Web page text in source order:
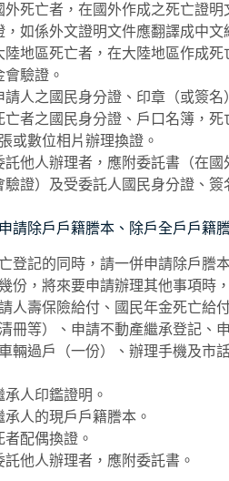
外死亡者，在國外作成之死亡證
，如係外文證明文件應翻譯成中
陸地區死亡者，在大陸地區作成
會驗證。
請人之國民身分證、印章（或簽名
亡者之國民身分證、戶口名簿，
或數位相片辦理換證。
託他人辦理者，應附委託書（在
驗證）及受委託人國民身分證、簽
申請除戶戶籍謄本、除戶全戶戶籍
登記的同時，請一併申請除戶謄
份，將來要申請辦理其他事項時
人壽保險給付、國民年金死亡給
冊等）、申請不動產繼承登記、
輛過戶（一份）、辦理手機及市
承人印鑑證明。
承人的現戶戶籍謄本。
者配偶換證。
託他人辦理者，應附委託書。